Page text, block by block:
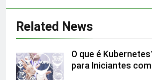
Related News
O que é
para Iniciantes